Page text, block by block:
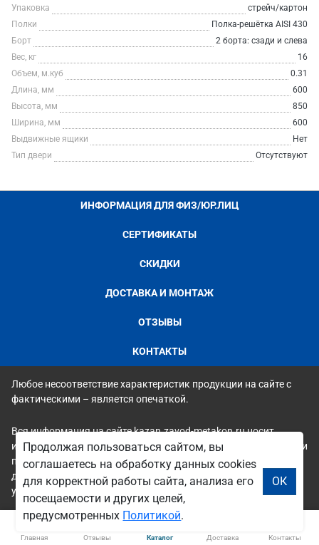
Упаковка
стрейч/картон
Полки
Полка-решётка AISI 430
Борт
2 борта: сзади и слева
Вес, кг
16
Объем, м.куб
0.31
Длина, мм
600
Высота, мм
850
Ширина, мм
600
Выдвижные ящики
Нет
Тип двери
Отсутствуют
ИНФОРМАЦИЯ ДЛЯ ФИЗ/ЮР.ЛИЦ
СЕРТИФИКАТЫ
СКИДКИ
ДОСТАВКА И МОНТАЖ
ОТЗЫВЫ
КОНТАКТЫ
Любое несоответствие характеристик продукции на сайте с
фактическими – является опечаткой.
Вся информация на сайте kazan.zavod-metakon.ru носит
исключительно ознакомительный и справочный характер и ни
при каких условиях не является публичной офертой. Всю
дополнительную информацию можно узнать по телефонам
указанным на сайте.
Главная Отзывы Каталог Доставка Контакты
Продолжая пользоваться сайтом, вы
соглашаетесь на обработку данных cookies
для корректной работы сайта, анализа его
посещаемости и других целей,
предусмотренных Политикой.
ОК